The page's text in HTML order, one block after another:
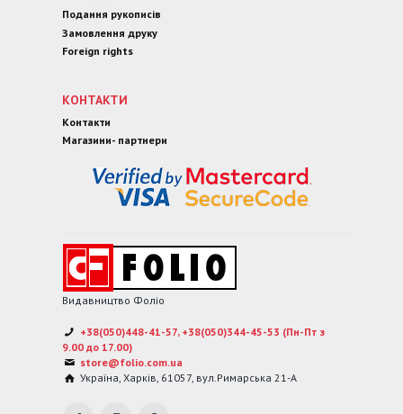
Подання рукописів
Замовлення друку
Foreign rights
КОНТАКТИ
Контакти
Магазини- партнери
Видавництво Фоліо
+38(050)448-41-57, +38(050)344-45-53 (Пн-Пт з
9.00 до 17.00)
store@folio.com.ua
Україна Харків 61057, вул.Римарська 21-А